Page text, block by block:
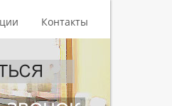
Контакты